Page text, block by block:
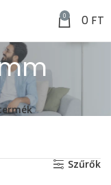
0 0 FT
Szűrők